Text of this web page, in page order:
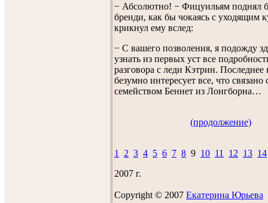
− Абсолютно! − Фицуильям поднял
бренди, как бы чокаясь с уходящим
крикнул ему вслед:
− С вашего позволения, я подожду
узнать из первых уст все
разговора с леди Кэтрин. Последнее
безумно интересует все, что
семейством Беннет из Лонгборна…
(продолжение)
1 2 3 4 5 6 7 8 9 10 11 12 13 14
2007 г.
Copyright © 2007 Екатеринa Юрьевa